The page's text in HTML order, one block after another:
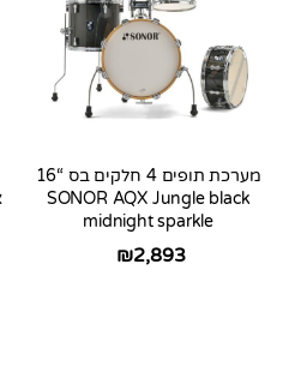
מערכת תופים 4 חלקים בס “16
SONOR AQX Jungle black
midnight sparkle
₪2,893